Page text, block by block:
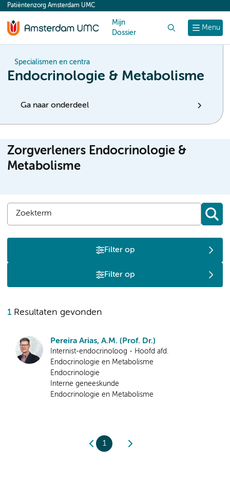
content
Menu
Patiëntenzorg Amsterdam UMC
Mijn
Dossier
Specialismen en centra
Endocrinologie & Metabolisme
Ga naar onderdeel
Zorgverleners Endocrinologie &
Metabolisme
Filter op
Filter op
1Resultaten gevonden
Pereira Arias, A.M. (Prof. Dr.)
Internist-endocrinoloog - Hoofd afd.
Endocrinologie en Metabolisme
Endocrinologie
Interne geneeskunde
Endocrinologie en Metabolisme
1